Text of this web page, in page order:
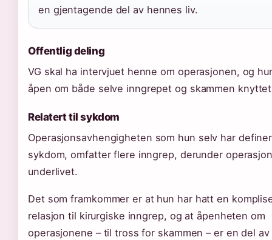
en gjentagende del av hennes liv.
Offentlig deling
VG skal ha intervjuet henne om operasjonen, og
åpen om både selve inngrepet og skammen
Relatert til sykdom
Operasjonsavhengigheten som hun selv har
sykdom, omfatter flere inngrep, derunder
underlivet.
Det som framkommer er at hun har hatt en
relasjon til kirurgiske inngrep, og at åpenheten om
operasjonene – til tross for skammen – er en del